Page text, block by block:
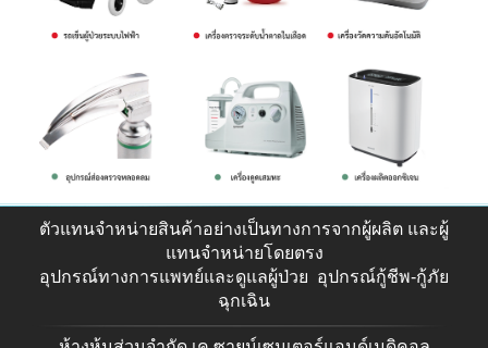
ตัวแทนจำหน่ายสินค้าอย่างเป็นทางการจากผู้ผลิต และผู้
แทนจำหน่ายโดยตรง
อุปกรณ์ทางการแพทย์และดูแลผู้ป่วย อุปกรณ์กู้ชีพ-กู้ภัย
ฉุกเฉิน